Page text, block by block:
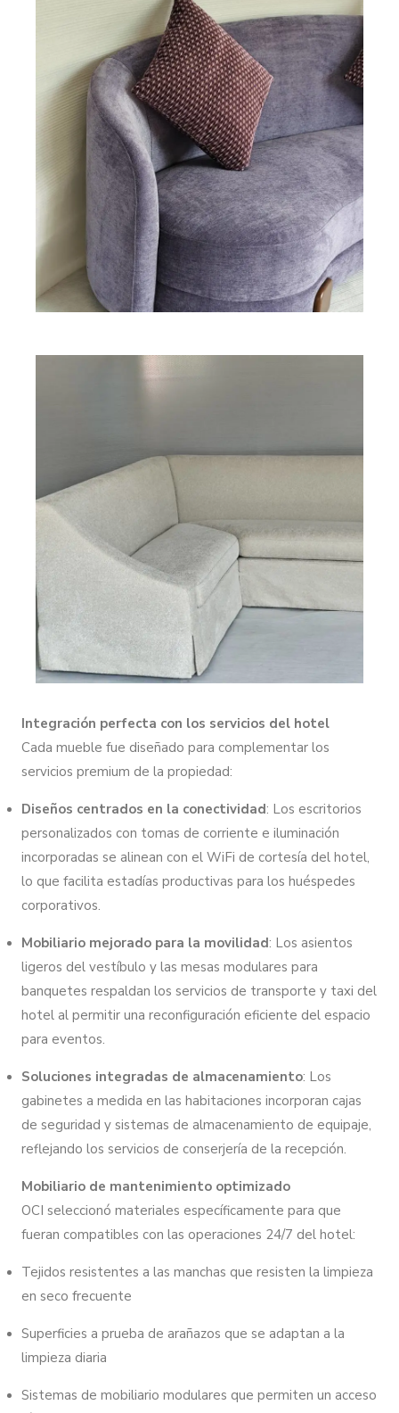
Integración perfecta con los servicios del hotel
Cada mueble fue diseñado para complementar los
servicios premium de la propiedad:
Diseños centrados en la conectividad: Los escritorios
personalizados con tomas de corriente e iluminación
incorporadas se alinean con el WiFi de cortesía del hotel,
lo que facilita estadías productivas para los huéspedes
corporativos.
Mobiliario mejorado para la movilidad: Los asientos
ligeros del vestíbulo y las mesas modulares para
banquetes respaldan los servicios de transporte y taxi del
hotel al permitir una reconfiguración eficiente del espacio
para eventos.
Soluciones integradas de almacenamiento: Los
gabinetes a medida en las habitaciones incorporan cajas
de seguridad y sistemas de almacenamiento de equipaje,
reflejando los servicios de conserjería de la recepción.
Mobiliario de mantenimiento optimizado
OCI seleccionó materiales específicamente para que
fueran compatibles con las operaciones 24/7 del hotel:
Tejidos resistentes a las manchas que resisten la limpieza
en seco frecuente
Superficies a prueba de arañazos que se adaptan a la
limpieza diaria
Sistemas de mobiliario modulares que permiten un acceso